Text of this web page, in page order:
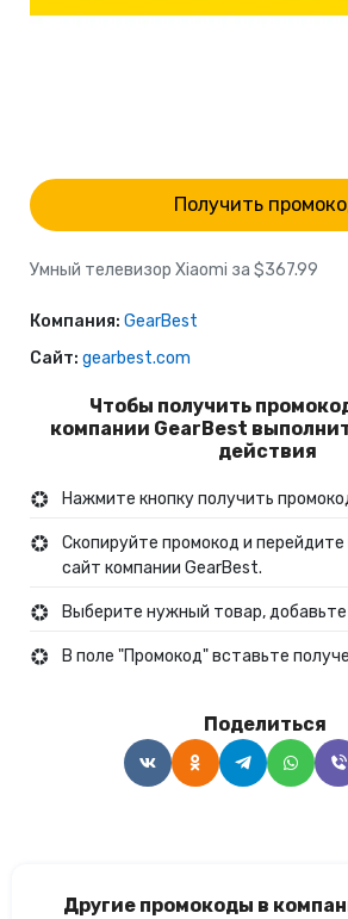
Получить
Умный телевизор Xiaomi за $367.99
Компания: GearBest
Сайт: gearbest.com
Чтобы получить
компании GearBest
действия
Нажмите кнопку получить
Скопируйте промокод и
сайт компании GearBest.
Выберите нужный товар, добавьте
В поле "Промокод" вставьте
Поделиться
Другие промокоды в